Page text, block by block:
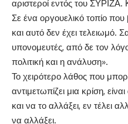
αριστεροί εντός του ΣΥΡΙΖΑ.
Σε ένα οργουελικό τοπίο που
και αυτό δεν έχει τελειωμό.
υπονομευτές, από δε τον
πολιτική και η ανάλυση».
Το χειρότερο λάθος που
αντιμετωπίζει μια κρίση,
και να το αλλάξει, εν τέλει
να αλλάξει.